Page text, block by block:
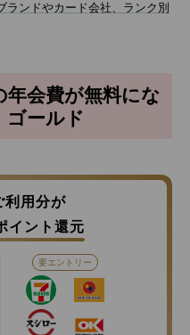
ランドやカード会社、ランク別
年会費が無料にな
ゴールド
利用分が
イント還元
要エントリー